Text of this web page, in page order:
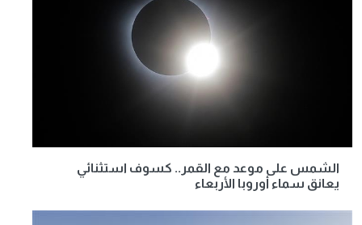
الشمس على موعد مع القمر.. كسوف استثنائي
يعانق سماء أوروبا الأربعاء